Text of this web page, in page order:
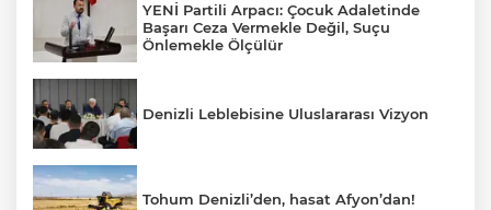
YENİ Partili Arpacı: Çocuk Adaletinde
Başarı Ceza Vermekle Değil, Suçu
Önlemekle Ölçülür
Denizli Leblebisine Uluslararası Vizyon
Tohum Denizli’den, hasat Afyon’dan!